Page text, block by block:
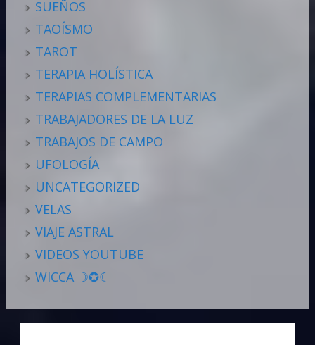
SUEÑOS
TAOÍSMO
TAROT
TERAPIA HOLÍSTICA
TERAPIAS COMPLEMENTARIAS
TRABAJADORES DE LA LUZ
TRABAJOS DE CAMPO
UFOLOGÍA
UNCATEGORIZED
VELAS
VIAJE ASTRAL
VIDEOS YOUTUBE
WICCA ☽✪☾